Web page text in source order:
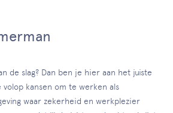
de slag? Dan ben je hier aan het juiste
kansen om te werken als
waar zekerheid en werkplezier